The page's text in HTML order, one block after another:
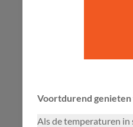
Voortdurend
Als de temperaturen in